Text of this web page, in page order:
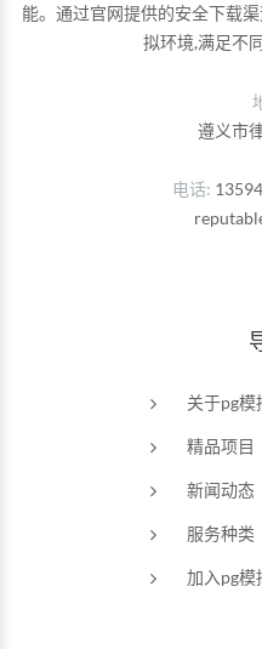
能。通过官网提供的安全下载
拟环境,满足不
遵义市
电话
关于pg模
精品项目
新闻动态
服务种类
加入pg模